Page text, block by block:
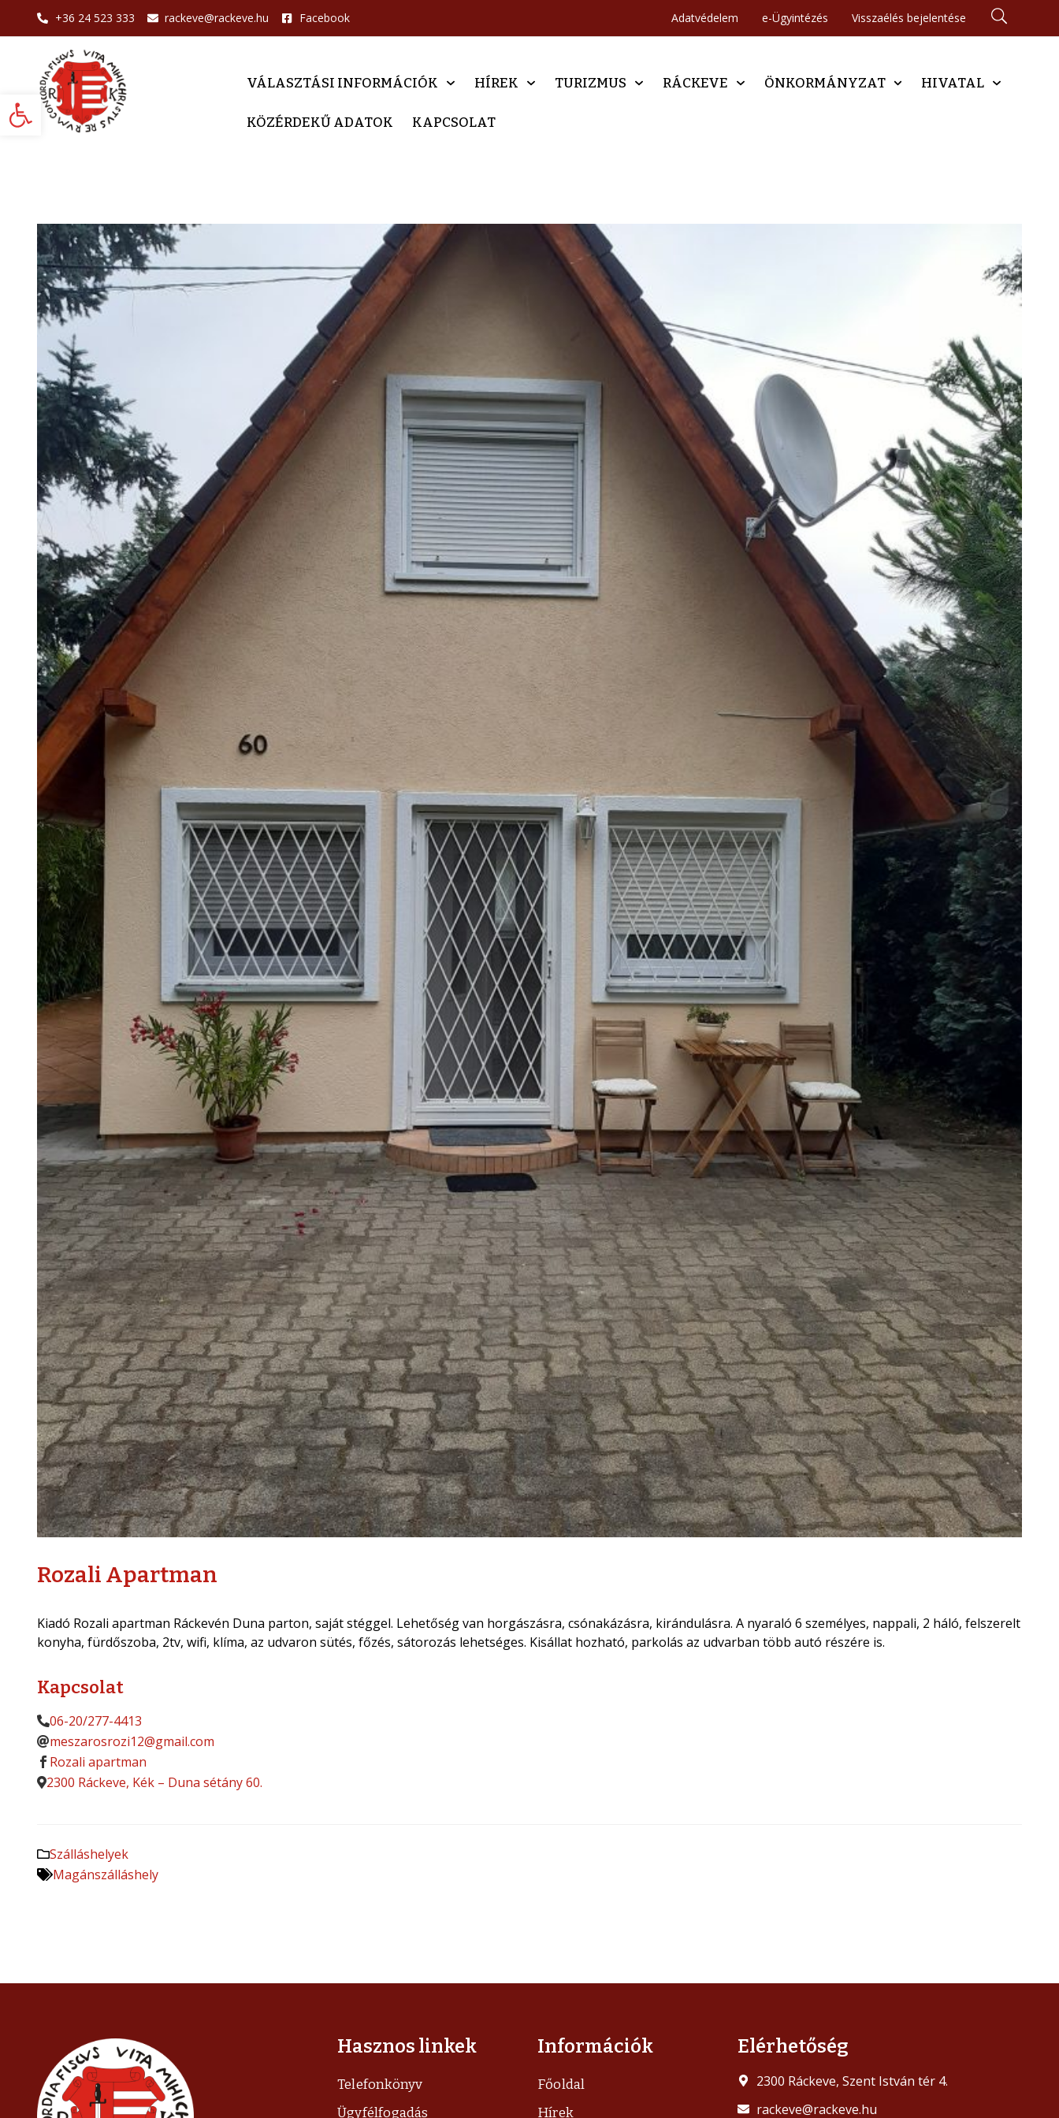
Eszköztár megnyitása
+36 24 523 333 rackeve@rackeve.hu Facebook Adatvédelem e-Ügyintézés Visszaélés bejelentése
VÁLASZTÁSI INFORMÁCIÓK HÍREK TURIZMUS RÁCKEVE ÖNKORMÁNYZAT HIVATAL
KÖZÉRDEKŰ ADATOK KAPCSOLAT
Rozali Apartman
Kiadó Rozali apartman Ráckevén Duna parton, saját stéggel. Lehetőség van horgászásra, csónakázásra, kirándulásra. A nyaraló 6 személyes, nappali, 2 háló, felszerelt
konyha, fürdőszoba, 2tv, wifi, klíma, az udvaron sütés, főzés, sátorozás lehetséges. Kisállat hozható, parkolás az udvarban több autó részére is.
Kapcsolat
06-20/277-4413
meszarosrozi12@gmail.com
Rozali apartman
2300 Ráckeve, Kék – Duna sétány 60.
Szálláshelyek
Magánszálláshely
Hasznos linkek
Telefonkönyv
Ügyfélfogadás
Információk
Főoldal
Hírek
Elérhetőség
2300 Ráckeve, Szent István tér 4.
rackeve@rackeve.hu